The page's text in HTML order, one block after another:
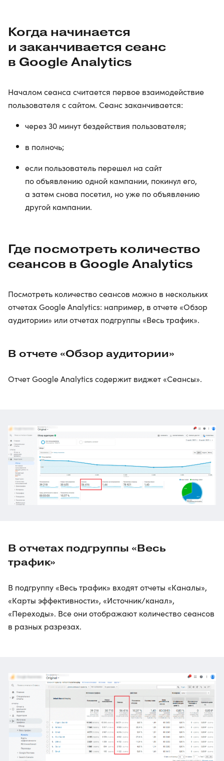
Когда начинается
и заканчивается сеанс
в Google Analytics
Началом сеанса считается первое взаимодействие
пользователя с сайтом. Сеанс заканчивается:
через 30 минут бездействия пользователя;
в полночь;
если пользователь перешел на сайт
по объявлению одной кампании, покинул его,
а затем снова посетил, но уже по объявлению
другой кампании.
Где посмотреть количество
сеансов в Google Analytics
Посмотреть количество сеансов можно в нескольких
отчетах Google Analytics: например, в отчете «Обзор
аудитории» или отчетах подгруппы «Весь трафик».
В отчете «Обзор аудитории»
Отчет Google Analytics содержит виджет «Сеансы».
В отчетах подгруппы «Весь
трафик»
В подгруппу «Весь трафик» входят отчеты «Каналы»,
«Карты эффективности», «Источник/канал»,
«Переходы». Все они отображают количество сеансов
в разных разрезах.